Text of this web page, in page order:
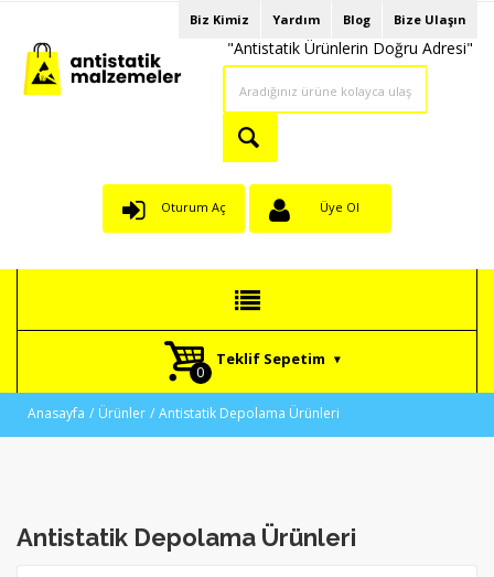
Biz Kimiz Yardım Blog Bize Ulaşın
"Antistatik Ürünlerin Doğru Adresi"
Oturum Aç Üye Ol
Teklif Sepetim
Anasayfa Ürünler Antistatik Depolama Ürünleri
Antistatik Depolama Ürünleri